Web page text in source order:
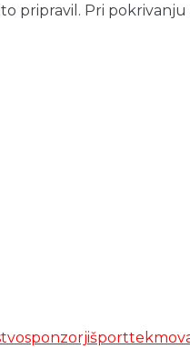
pripravil. Pri pokrivanju
sponzorjišport